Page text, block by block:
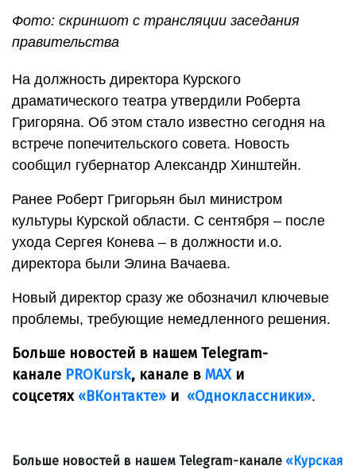
Фото: скриншот с трансляции заседания
правительства
На должность директора Курского
драматического театра утвердили Роберта
Григоряна. Об этом стало известно сегодня на
встрече попечительского совета. Новость
сообщил губернатор Александр Хинштейн.
Ранее Роберт Григорьян был министром
культуры Курской области. С сентября – после
ухода Сергея Конева – в должности и.о.
директора были Элина Вачаева.
Новый директор сразу же обозначил ключевые
проблемы, требующие немедленного решения.
Больше новостей в нашем Telegram-
канале PROKursk, канале в МАХи
соцсетях «ВКонтакте» и «Одноклассники».
Больше новостей в нашем Telegram-канале «Курская